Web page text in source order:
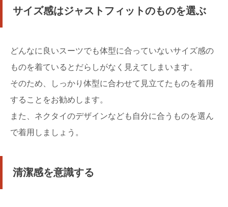
サイズ感はジャストフィットのものを選ぶ
どんなに良いスーツでも体型に合っていないサイズ感の
ものを着ているとだらしがなく見えてしまいます。
そのため、しっかり体型に合わせて見立てたものを着用
することをお勧めします。
また、ネクタイのデザインなども自分に合うものを選ん
で着用しましょう。
清潔感を意識する